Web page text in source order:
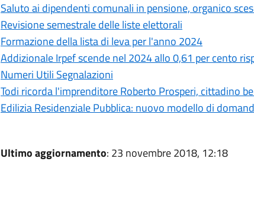
Saluto ai dipendenti comunali in pensione, organico
Revisione semestrale delle liste elettorali
Formazione della lista di leva per l'anno 2024
Addizionale Irpef scende nel 2024 allo 0,61 per cento
Numeri Utili Segnalazioni
Todi ricorda l'imprenditore Roberto Prosperi, cittadino
Edilizia Residenziale Pubblica: nuovo modello di
Ultimo aggiornamento: 23 novembre 2018, 12:18